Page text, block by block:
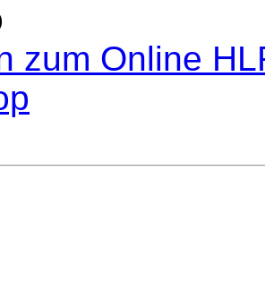
zum Online